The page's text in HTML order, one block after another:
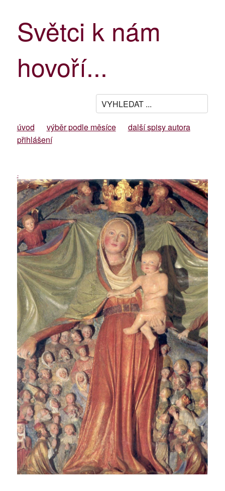
Světci k nám
hovoří...
úvod výběr podle měsíce
další spisy autora
přihlášení
-